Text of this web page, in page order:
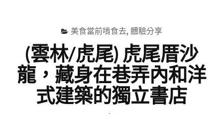
美食當前啃食去, 體驗分享
(雲林/虎尾) 虎尾厝沙
龍，藏身在巷弄內和洋
式建築的獨立書店